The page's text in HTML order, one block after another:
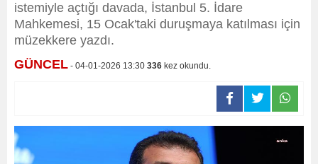
istemiyle açtığı davada, İstanbul 5. İdare
Mahkemesi, 15 Ocak'taki duruşmaya katılması için
müzekkere yazdı.
GÜNCEL - 04-01-2026 13:30 336 kez okundu.